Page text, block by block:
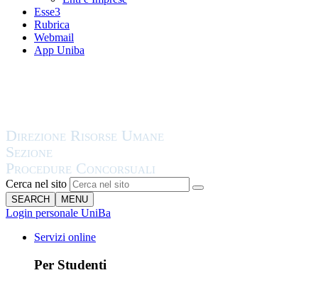
Esse3
Rubrica
Webmail
App Uniba
Cerca nel sito
SEARCH MENU
Login personale UniBa
Servizi online
Per Studenti